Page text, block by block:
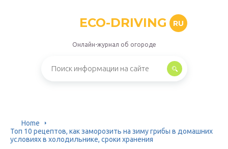
ECO-DRIVING RU
Онлайн-журнал об огороде
Home
Топ 10 рецептов, как заморозить на зиму грибы в домашних
условиях в холодильнике, сроки хранения